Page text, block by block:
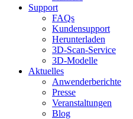
Support
FAQs
Kundensupport
Herunterladen
3D-Scan-Service
3D-Modelle
Aktuelles
Anwenderberichte
Presse
Veranstaltungen
Blog